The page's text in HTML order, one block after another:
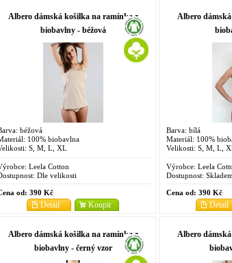
Albero dámská košilka na ramínka z
biobavlny - béžová
béžová
100% biobavlna
S, M, L, XL
Leela Cotton
Dle velikosti
od: 390 Kč
Koupit
Detail
Albero
Barva: bílá
Materiál: 100%
Velikosti: S, M, L,
Výrobce: Leela
Dostupnost: Skladem
Cena od: 390 Kč
Detail
Albero dámská košilka na ramínka z
biobavlny - černý vzor
Albero